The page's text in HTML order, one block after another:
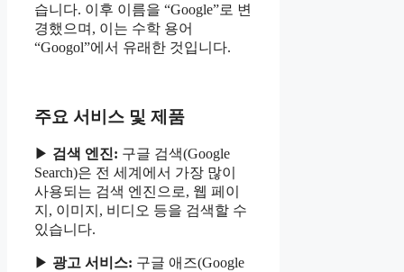
습니다. 이후 이름을 “Google”로 변
경했으며, 이는 수학 용어
“Googol”에서 유래한 것입니다.
주요 서비스 및 제품
▶ 검색 엔진: 구글 검색(Google
Search)은 전 세계에서 가장 많이
사용되는 검색 엔진으로, 웹 페이
지, 이미지, 비디오 등을 검색할 수
있습니다.
▶ 광고 서비스: 구글 애즈(Google